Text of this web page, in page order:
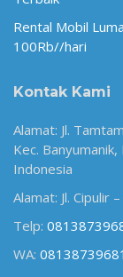
Rental Mobil
100Rb//hari
Kontak Kami
Alamat: Jl.
Kec.
Indonesia
Alamat: Jl. Cipulir
Telp:
WA: